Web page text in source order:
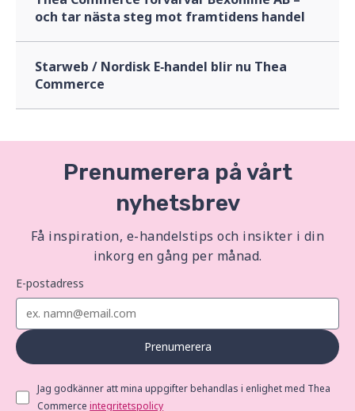
och tar nästa steg mot framtidens handel
Starweb / Nordisk E‑handel blir nu Thea
Commerce
Prenumerera på vårt
nyhetsbrev
Få inspiration, e-handelstips och insikter i din
inkorg en gång per månad.
E-postadress
Prenumerera
Jag godkänner att mina uppgifter behandlas i enlighet med Thea
Commerceintegritetspolicy